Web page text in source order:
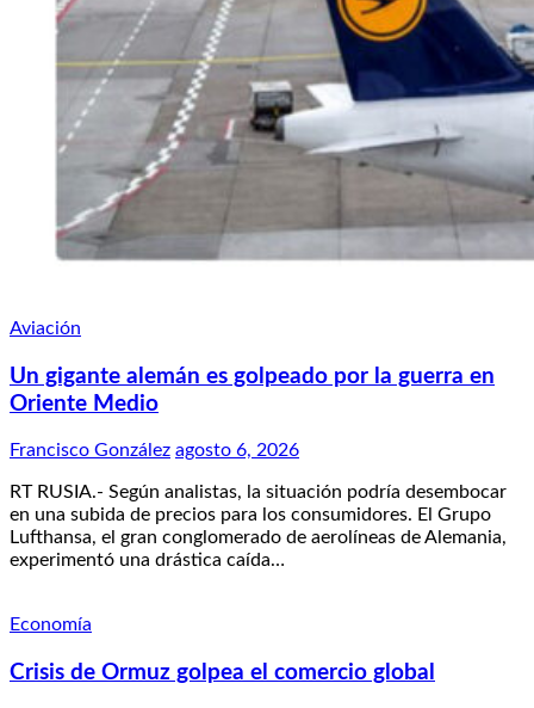
Aviación
Un gigante alemán es golpeado por la guerra en
Oriente Medio
Francisco González agosto 6, 2026
RT RUSIA.- Según analistas, la situación podría desembocar
en una subida de precios para los consumidores. El Grupo
Lufthansa, el gran conglomerado de aerolíneas de Alemania,
experimentó una drástica caída…
Economía
Crisis de Ormuz golpea el comercio global